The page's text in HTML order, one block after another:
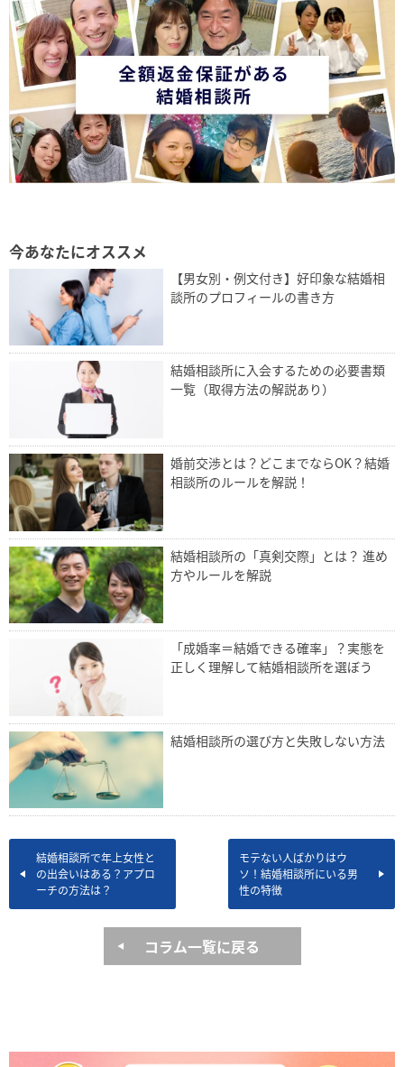
今あなたにオススメ
【男女別・例文付き】好印象な結婚相
談所のプロフィールの書き方
結婚相談所に入会するための必要書類
一覧（取得方法の解説あり）
婚前交渉とは？どこまでならOK？結婚
相談所のルールを解説！
結婚相談所の「真剣交際」とは？ 進め
方やルールを解説
「成婚率＝結婚できる確率」？実態を
正しく理解して結婚相談所を選ぼう
結婚相談所の選び方と失敗しない方法
結婚相談所で年上女性と
の出会いはある？アプロ
ーチの方法は？
モテない人ばかりはウ
ソ！結婚相談所にいる男
性の特徴
コラム一覧に戻る